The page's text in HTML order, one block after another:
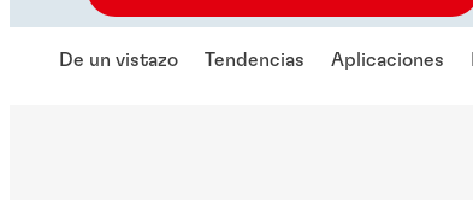
De un vistazo Tendencias Aplicaciones